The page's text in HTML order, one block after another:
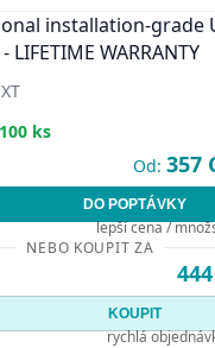
installation-grade
WARRANTY
ks
Od: 357
DO POPTÁVKY
lepší cena /
NEBO KOUPIT ZA
KOUPIT
rychlá